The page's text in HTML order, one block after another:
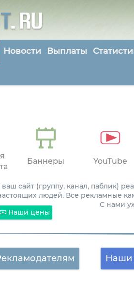
Новости Выплаты
Баннеры YouTube
сайт (группу, канал, паблик)
людей. Все рекламные
С нами
Наши цены
Наши